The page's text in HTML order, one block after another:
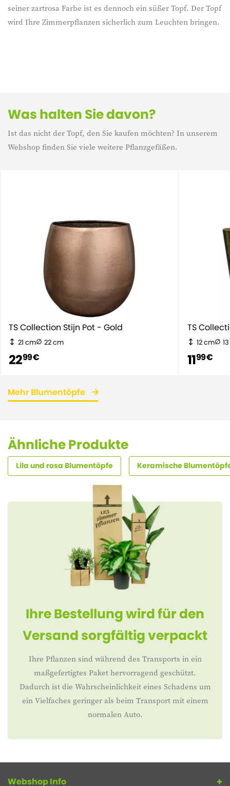
seiner zartrosa Farbe ist es dennoch ein süßer Topf. Der Topf
wird Ihre Zimmerpflanzen sicherlich zum Leuchten bringen.
Was halten Sie davon?
Ist das nicht der Topf, den Sie kaufen möchten? In unserem
Webshop finden Sie viele weitere Pflanzgefäßen.
TS Collection Stijn Pot - Gold
21 cm 22 cm
2299 €
TS
12 cm
1199 €
Mehr Blumentöpfe
Ähnliche Produkte
Lila und rosa Blumentöpfe Keramische
Ihre Bestellung wird für den
Versand sorgfältig verpackt
Ihre Pflanzen sind während des Transports in ein
maßgefertigtes Paket hervorragend geschützt.
Dadurch ist die Wahrscheinlichkeit eines Schadens um
ein Vielfaches geringer als beim Transport mit einem
normalen Auto.
Webshop Info